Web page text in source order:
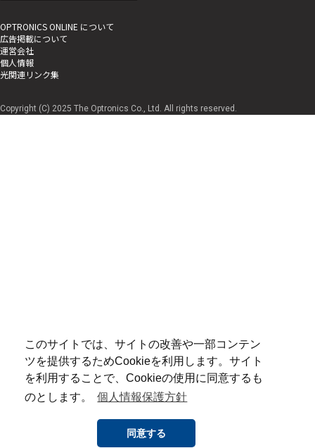
このサイトでは、サイトの改善や一部コンテン
ツを提供するためCookieを利用します。サイト
を利用することで、Cookieの使用に同意するも
のとします。
個人情報保護方針
同意する
OPTRONICS ONLINE について
広告掲載について
運営会社
個人情報
光関連リンク集
Copyright (C) 2025 The Optronics Co., Ltd. All rights reserved.